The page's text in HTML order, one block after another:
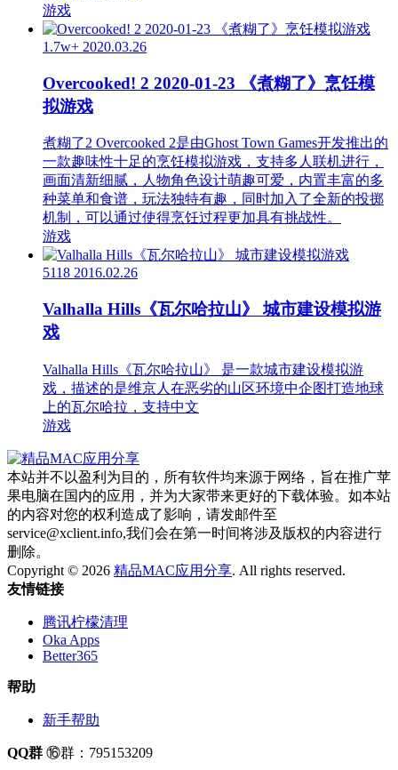
游戏
1.7w+ 2020.03.26
Overcooked! 2 2020-01-23 《煮糊了》烹饪模
拟游戏
煮糊了2 Overcooked 2是由Ghost Town Games开发推出的
一款趣味性十足的烹饪模拟游戏，支持多人联机进行，
画面清新细腻，人物角色设计萌趣可爱，内置丰富的多
种菜单和食谱，玩法独特有趣，同时加入了全新的投掷
机制，可以通过使得烹饪过程更加具有挑战性。
游戏
5118 2016.02.26
Valhalla Hills《瓦尔哈拉山》 城市建设模拟游
戏
Valhalla Hills《瓦尔哈拉山》 是一款城市建设模拟游
戏，描述的是维京人在恶劣的山区环境中企图打造地球
上的瓦尔哈拉，支持中文
游戏
本站并不以盈利为目的，所有软件均来源于网络，旨在推广苹
果电脑在国内的应用，并为大家带来更好的下载体验。如本站
的内容对您的权利造成了影响，请发邮件至
service@xclient.info,我们会在第一时间将涉及版权的内容进行
删除。
Copyright © 2026 精品MAC应用分享. All rights reserved.
友情链接
腾讯柠檬清理
Oka Apps
Better365
帮助
新手帮助
QQ群 ⑯群：795153209